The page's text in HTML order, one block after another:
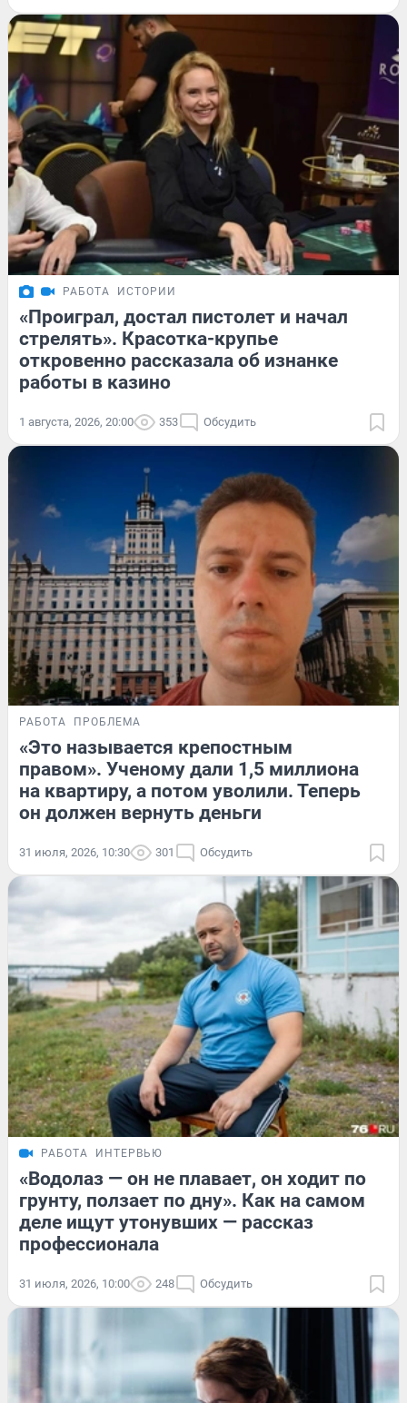
РАБОТА ИСТОРИИ
«Проиграл, достал пистолет и начал
стрелять». Красотка-крупье
откровенно рассказала об изнанке
работы в казино
1 августа, 2026, 20:00 353 Обсудить
РАБОТА ПРОБЛЕМА
«Это называется крепостным
правом». Ученому дали 1,5 миллиона
на квартиру, а потом уволили. Теперь
он должен вернуть деньги
31 июля, 2026, 10:30 301 Обсудить
РАБОТА ИНТЕРВЬЮ
«Водолаз — он не плавает, он ходит по
грунту, ползает по дну». Как на самом
деле ищут утонувших — рассказ
профессионала
31 июля, 2026, 10:00 248 Обсудить